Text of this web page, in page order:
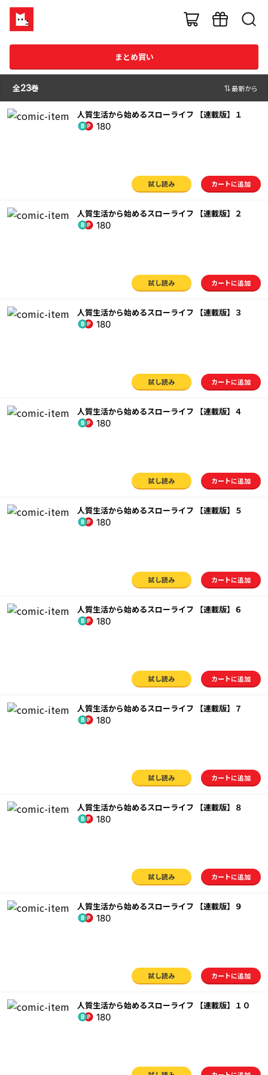
まとめ買い
全23巻 最新から
人質生活から始めるスローライフ 【連載版】１
180
試し読み カートに追加
人質生活から始めるスローライフ 【連載版】２
180
試し読み カートに追加
人質生活から始めるスローライフ 【連載版】３
180
試し読み カートに追加
人質生活から始めるスローライフ 【連載版】４
180
試し読み カートに追加
人質生活から始めるスローライフ 【連載版】５
180
試し読み カートに追加
人質生活から始めるスローライフ 【連載版】６
180
試し読み カートに追加
人質生活から始めるスローライフ 【連載版】７
180
試し読み カートに追加
人質生活から始めるスローライフ 【連載版】８
180
試し読み カートに追加
人質生活から始めるスローライフ 【連載版】９
180
試し読み カートに追加
人質生活から始めるスローライフ 【連載版】１０
180